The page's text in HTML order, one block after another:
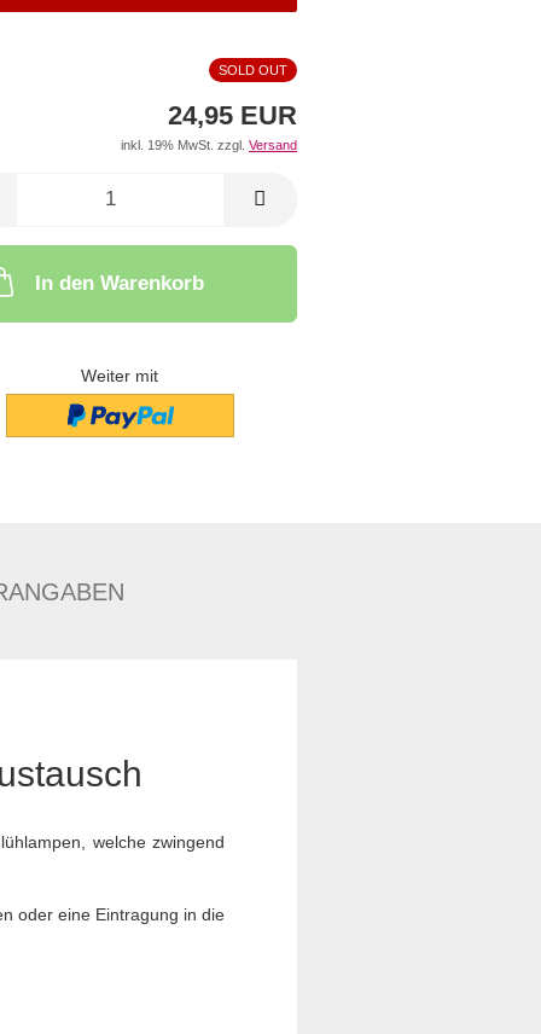
SOLD OUT
24,95 EUR
inkl. 19% MwSt. zzgl. Versand
In den Warenkorb
Weiter mit
welche zwingend
oder eine Eintragung in die